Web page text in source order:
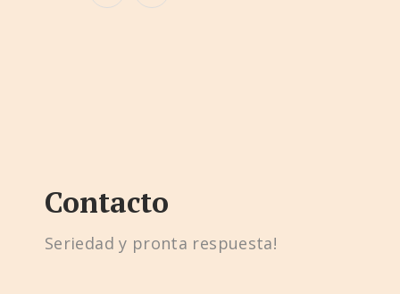
Contacto
Seriedad y pronta respuesta!